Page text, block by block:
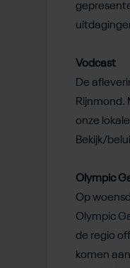
Vodcast
De
Rijnmond.
onze
Bekijk/
Olympic
Op
Olympic
de regio
komen